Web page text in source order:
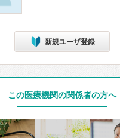
新規ユーザ登録
この医療機関の関係者の方へ